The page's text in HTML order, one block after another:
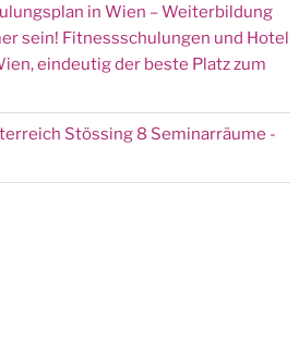
in Wien – Weiterbildung
sein! Fitnessschulungen und Hotel
eindeutig der beste Platz zum
Stössing 8 Seminarräume -